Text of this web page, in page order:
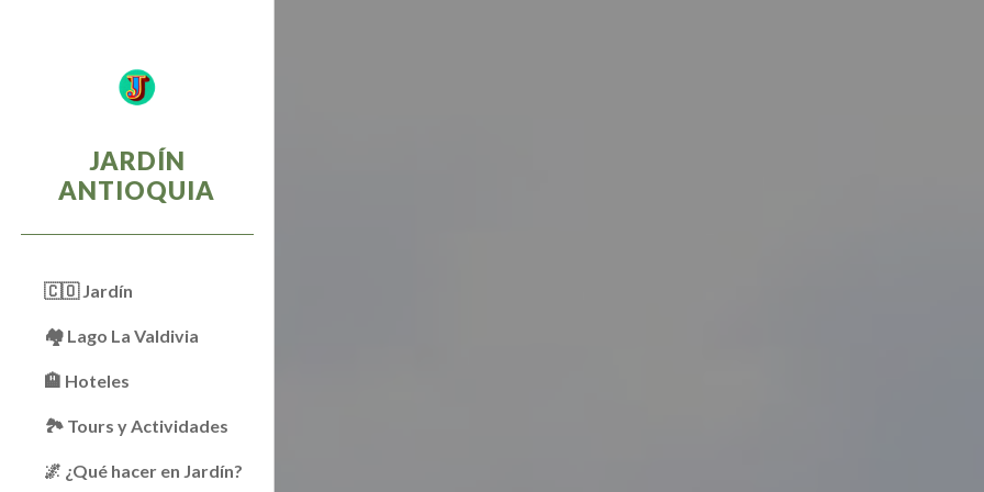
JARDÍN
ANTIOQUIA
🇨🇴 Jardín
🏘 Lago La Valdivia
🏨 Hoteles
🏞️ Tours y Actividades
🌌 ¿Qué hacer en Jardín?